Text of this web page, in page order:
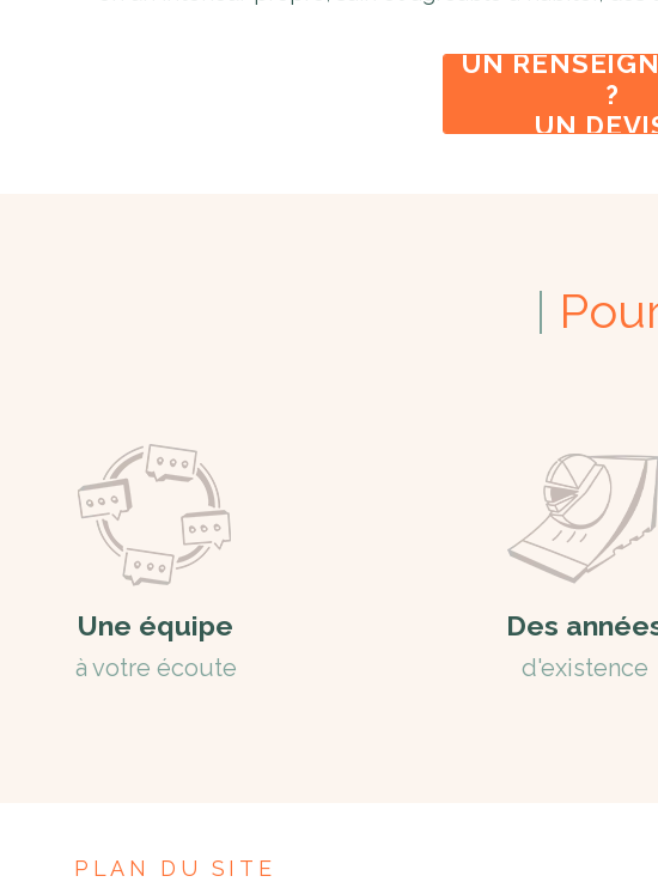
UN
?
UN
Une équipe
à votre écoute
Des
d'existence
PLAN DU SITE